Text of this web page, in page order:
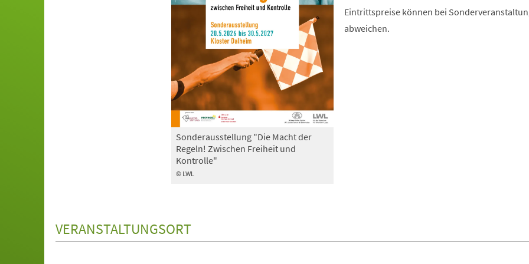
© LWL
Sonderausstellung "Die Macht der
Regeln! Zwischen Freiheit und
Kontrolle"
Eintrittspreise können bei
abweichen.
VERANSTALTUNGSORT